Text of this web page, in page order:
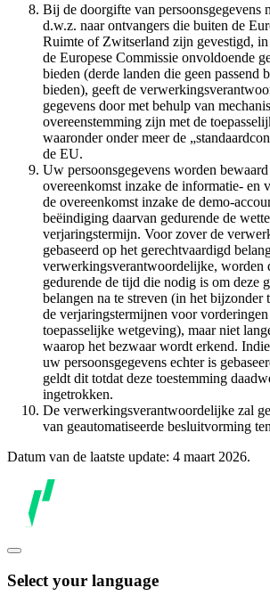
Bij de doorgifte van persoonsgegevens
d.w.z. naar ontvangers die buiten de
Ruimte of Zwitserland zijn gevestigd,
de Europese Commissie onvoldoende
bieden (derde landen die geen passend
bieden), geeft de
gegevens door met behulp van
overeenstemming zijn met de
waaronder onder meer de
de EU.
Uw persoonsgegevens worden
overeenkomst inzake de informatie- en
de overeenkomst inzake de demo-
beëindiging daarvan gedurende de
verjaringstermijn. Voor zover de
gebaseerd op het gerechtvaardigd
verwerkingsverantwoordelijke, worden
gedurende de tijd die nodig is om deze
belangen na te streven (in het bijzonder
de verjaringstermijnen voor
toepasselijke wetgeving), maar niet
waarop het bezwaar wordt erkend.
uw persoonsgegevens echter is
geldt dit totdat deze toestemming
ingetrokken.
De verwerkingsverantwoordelijke zal
van geautomatiseerde besluitvorming
Datum van de laatste update: 4 maart 2026.
Select your language